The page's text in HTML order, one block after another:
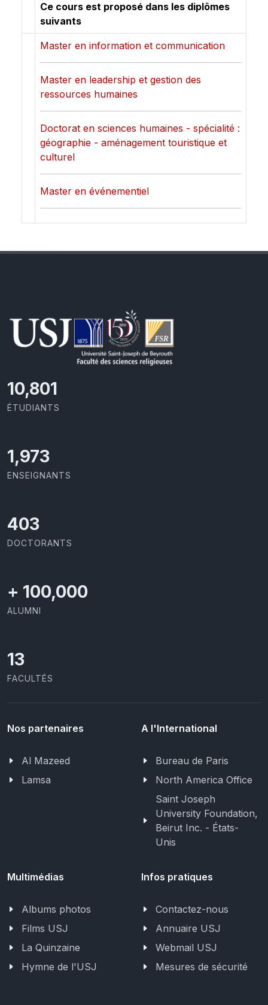
Ce cours est proposé dans les diplômes
suivants
Master en information et communication
Master en leadership et gestion des
ressources humaines
Doctorat en sciences humaines - spécialité :
géographie - aménagement touristique et
culturel
Master en événementiel
11,727
ÉTUDIANTS
2,142
ENSEIGNANTS
437
DOCTORANTS
+ 100,000
ALUMNI
13
FACULTÉS
Nos partenaires
Al Mazeed
Lamsa
A l'International
Bureau de Paris
North America Office
Saint Joseph
University Foundation,
Beirut Inc. - États-
Unis
Multimédias
Albums photos
Films USJ
La Quinzaine
Hymne de l'USJ
Infos pratiques
Contactez-nous
Annuaire USJ
Webmail USJ
Mesures de sécurité